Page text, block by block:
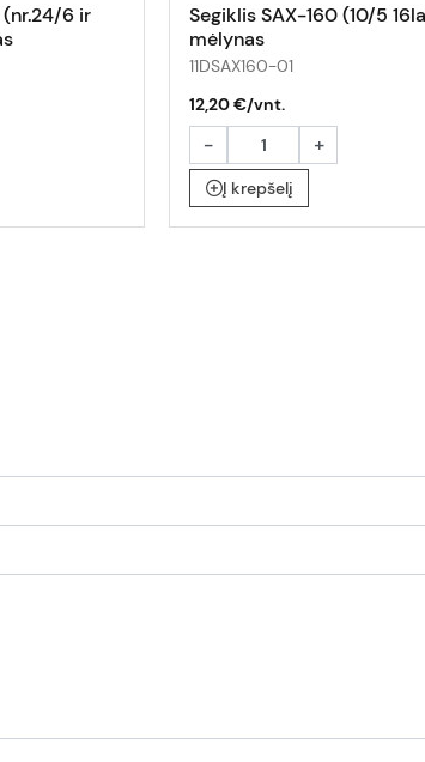
6 ir
Segiklis SAX-160 (10/5
mėlynas
11DSAX160-01
12,20 €/vnt.
- +
Į krepšelį